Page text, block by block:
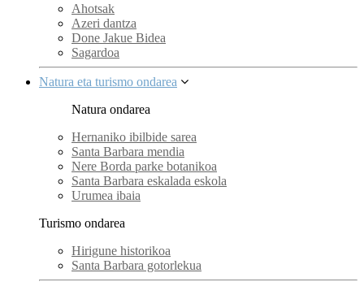
Ahotsak
Azeri dantza
Done Jakue Bidea
Sagardoa
Natura eta turismo ondarea
Natura ondarea
Hernaniko ibilbide sarea
Santa Barbara mendia
Nere Borda parke botanikoa
Santa Barbara eskalada eskola
Urumea ibaia
Turismo ondarea
Hirigune historikoa
Santa Barbara gotorlekua